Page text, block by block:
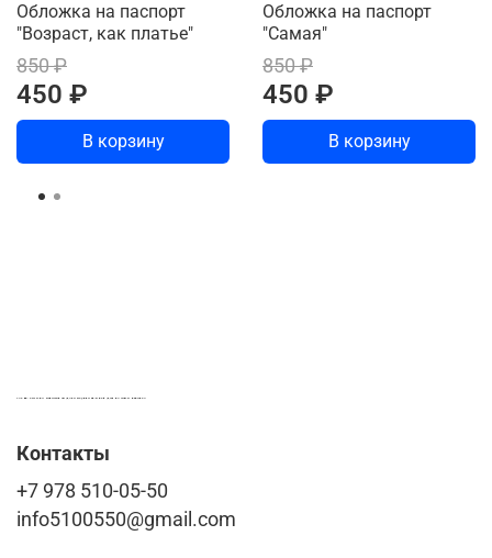
Обложка на паспорт
"Возраст, как платье"
850 ₽
450 ₽
В корзину
Обложка на паспорт
"Самая"
850 ₽
450 ₽
В корзину
Контакты
+7 978 510-05-50
info5100550@gmail.com